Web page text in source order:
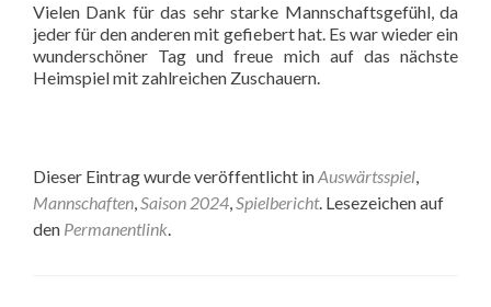
Vielen Dank für das sehr starke Mannschaftsgefühl, da
jeder für den anderen mit gefiebert hat. Es war wieder ein
wunderschöner Tag und freue mich auf das nächste
Heimspiel mit zahlreichen Zuschauern.
Dieser Eintrag wurde veröffentlicht inAuswärtsspiel,
Mannschaften,Saison 2024,Spielbericht. Lesezeichen auf
den Permanentlink.